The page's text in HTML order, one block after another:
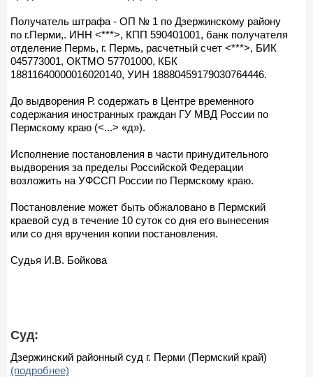
Получатель штрафа - ОП № 1 по Дзержинскому району
по г.Перми,. ИНН <***>, КПП 590401001, банк получателя
отделение Пермь, г. Пермь, расчетный счет <***>, БИК
045773001, ОКТМО 57701000, КБК
18811640000016020140, УИН 18880459179030764446.
До выдворения Р. содержать в Центре временного
содержания иностранных граждан ГУ МВД России по
Пермскому краю (<...> «д»).
Исполнение постановления в части принудительного
выдворения за пределы Российской Федерации
возложить на УФССП России по Пермскому краю.
Постановление может быть обжаловано в Пермский
краевой суд в течение 10 суток со дня его вынесения
или со дня вручения копии постановления.
Судья И.В. Бойкова
Суд:
Дзержинский районный суд г. Перми (Пермский край)
(подробнее)